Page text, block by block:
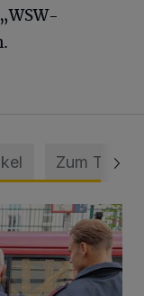
Zum Thema
VW Bulli